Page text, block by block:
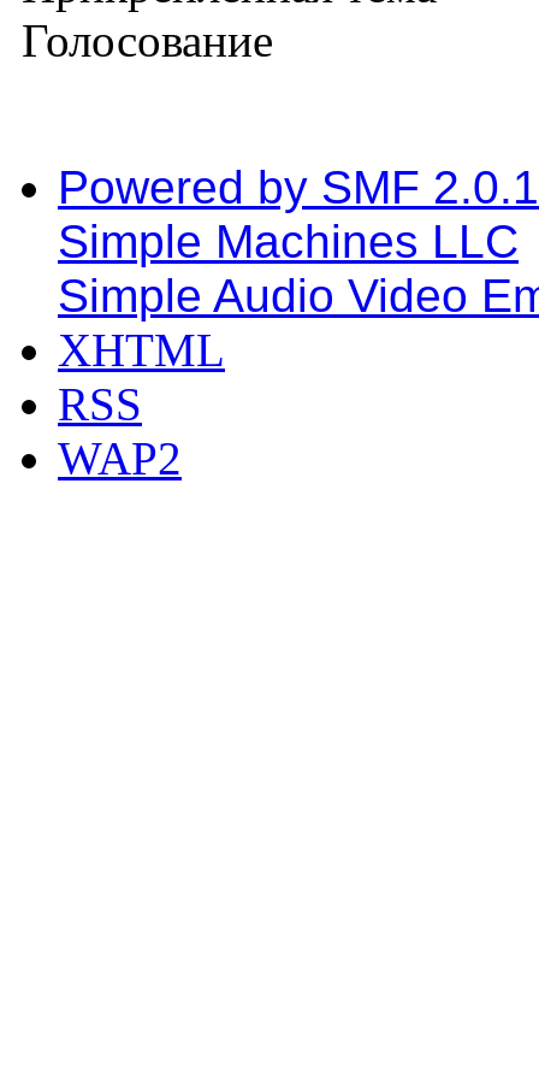
Голосование
Powered by SMF
Simple Machines LLC
Simple Audio Video
XHTML
RSS
WAP2